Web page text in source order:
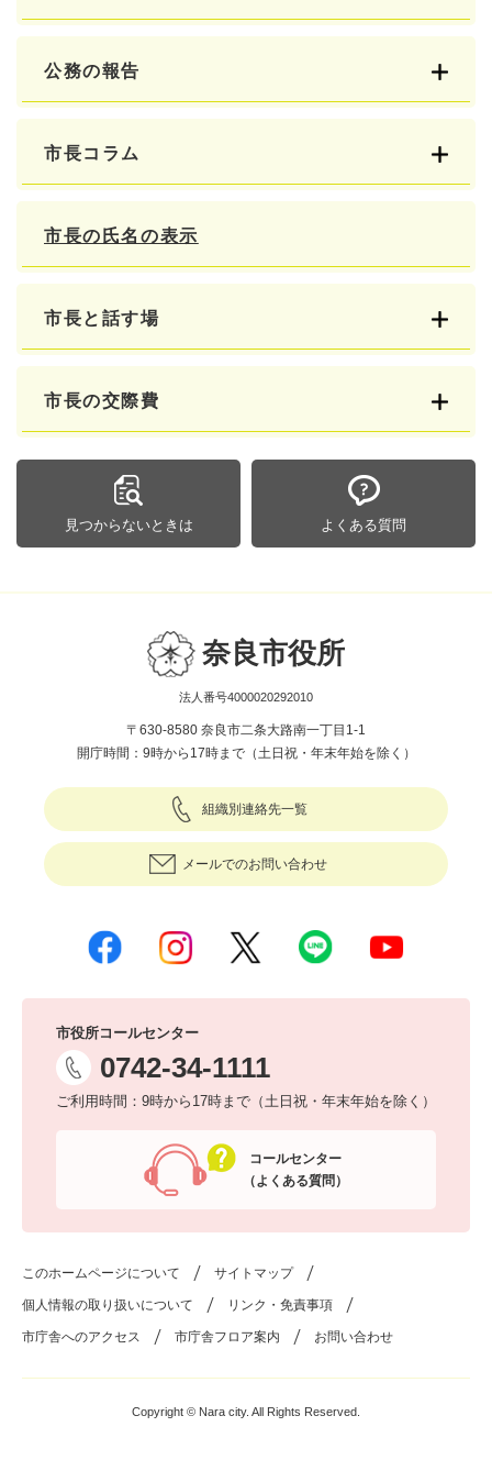
公務の報告
市長コラム
市長の氏名の表示
市長と話す場
市長の交際費
見つからないときは よくある質問
奈良市役所
法人番号4000020292010
〒630-8580 奈良市二条大路南一丁目1-1
開庁時間：9時から17時まで（土日祝・年末年始を除く）
組織別連絡先一覧
メールでのお問い合わせ
市役所コールセンター
0742-34-1111
ご利用時間：9時から17時まで（土日祝・年末年始を除く）
コールセンター
（よくある質問）
このホームページについて サイトマップ
個人情報の取り扱いについて リンク・免責事項
市庁舎へのアクセス 市庁舎フロア案内 お問い合わせ
Copyright © Nara city. All Rights Reserved.